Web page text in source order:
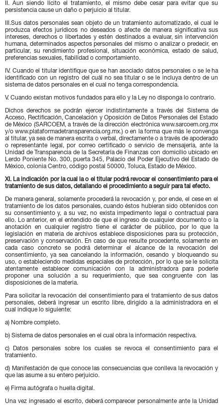
II. Aun siendo lícito el tratamiento, el mismo debe cesar para evitar que su
persistencia cause un daño o perjuicio al titular.
III.Sus datos personales sean objeto de un tratamiento automatizado, el cual le
produzca efectos jurídicos no deseados o afecte de manera significativa sus
intereses, derechos o libertades y estén destinados a evaluar, sin intervención
humana, determinados aspectos personales del mismo o analizar o predecir, en
particular, su rendimiento profesional, situación económica, estado de salud,
preferencias sexuales, fiabilidad o comportamiento.
IV. Cuando el titular identifique que se han asociado datos personales o se le ha
identificado con un registro del cuál no sea titular o se le incluya dentro de un
sistema de datos personales en el cual no tenga correspondencia.
V. Cuando existan motivos fundados para ello y la Ley no disponga lo contrario.
Dichos derechos se podrán ejercer indistintamente a través del Sistema de
Acceso, Rectificación, Cancelación y Oposición de Datos Personales del Estado
de México (SARCOEM, a través de la dirección electrónica www.sarcoem.org.mx
y/o www.plataformadetransparencia.org.mx.) o en la forma que más le convenga
al titular, ya sea de manera escrita o verbal, directamente o a través de apoderado
o representante legal, por correo certificado o servicio de mensajería, ante la
Unidad de Transparencia de la Secretaría de Finanzas con domicilio ubicado en
Lerdo Poniente No. 300, puerta 345, Palacio del Poder Ejecutivo del Estado de
México, colonia Centro, código postal 50000, Toluca, Estado de México.
XI. La indicación por la cual la o el titular podrá revocar el consentimiento para el
tratamiento de sus datos, detallando el procedimiento a seguir para tal efecto.
De manera general, solamente procederá la revocación y, por ende, el cese en el
tratamiento de los datos personales, cuando éstos hubieran sido obtenidos con
su consentimiento y, a su vez, no exista impedimento legal o contractual para
ello. Lo anterior, en el entendido de que el ingreso de cualquier documento o la
anotación en cualquier registro tiene el carácter de público, por lo que la
legislación en materia de archivos establece disposiciones para su protección,
preservación y conservación. En caso de que resulte procedente, solamente en
cada caso concreto se podrá determinar el alcance de la revocación del
consentimiento, ya sea cancelando la información, cesando y bloqueando su
uso, o estableciendo medidas especiales de protección, por lo que se le solicita
atentamente establecer comunicación con la administradora para poderle
proponer una solución a su requerimiento, que sea congruente con las
disposiciones de la materia.
Para solicitar la revocación del consentimiento para el tratamiento de sus datos
personales, deberá ingresar un escrito libre, dirigido a la administradora en el
cual indique lo siguiente:
a) Nombre completo.
b) Sistema de datos personales en el cual obra la información respectiva.
c) Datos personales sobre los cuales se revoca el consentimiento para el
tratamiento.
d) Manifestación de que conoce las consecuencias que conlleva la revocación y
que las asume a su entero perjuicio.
e) Firma autógrafa o huella digital.
Una vez ingresado el escrito, deberá comparecer personalmente ante la Unidad